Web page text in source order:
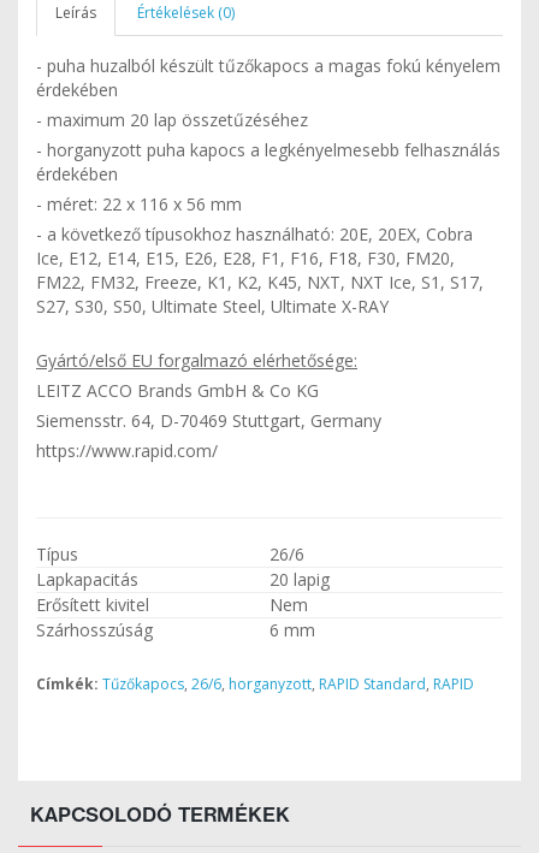
Leírás Értékelések (0)
- puha huzalból készült tűzőkapocs a magas fokú kényelem
érdekében
- maximum 20 lap összetűzéséhez
- horganyzott puha kapocs a legkényelmesebb felhasználás
érdekében
- méret: 22 x 116 x 56 mm
- a következő típusokhoz használható: 20E, 20EX, Cobra
Ice, E12, E14, E15, E26, E28, F1, F16, F18, F30, FM20,
FM22, FM32, Freeze, K1, K2, K45, NXT, NXT Ice, S1, S17,
S27, S30, S50, Ultimate Steel, Ultimate X-RAY
Gyártó/első EU forgalmazó elérhetősége:
LEITZ ACCO Brands GmbH & Co KG
Siemensstr. 64, D-70469 Stuttgart, Germany
https://www.rapid.com/
Típus
26/6
Lapkapacitás
20 lapig
Erősített kivitel
Nem
Szárhosszúság
6 mm
Címkék: Tűzőkapocs, 26/6, horganyzott, RAPID Standard, RAPID
KAPCSOLODÓ TERMÉKEK